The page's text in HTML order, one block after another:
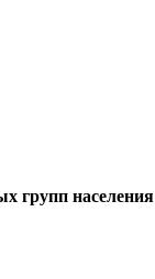
групп населения